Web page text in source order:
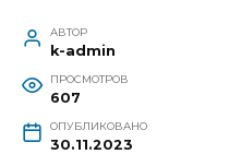
АВТОР
k-admin
ПРОСМОТРОВ
607
ОПУБЛИКОВАНО
30.11.2023